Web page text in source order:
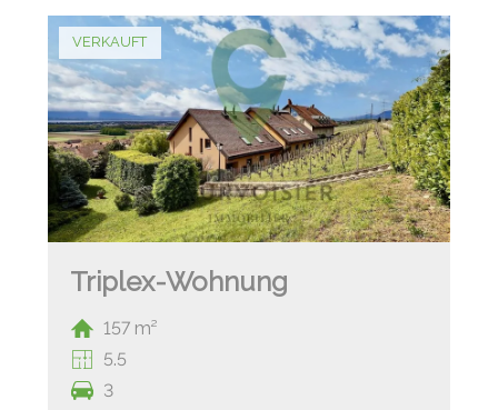
VERKAUFT
Triplex-Wohnung
157 m²
5.5
3